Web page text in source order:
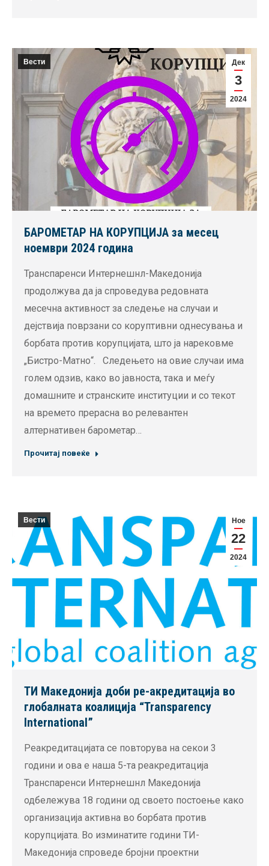
Дек
3
2024
Вести
БАРОМЕТАР НА КОРУПЦИЈА за месец
ноември 2024 година
Транспаренси Интернешнл-Македонија
продолжува да ја спроведува редовната
месечна активност за следење на случаи и
дејствија поврзани со коруптивни однесувања и
борбата против корупцијата, што ја нарековме
„Бистро-Матно“. Следењето на овие случаи има
голем одзив, како во јавноста, така и меѓу
домашните и странските институции и со текот
на времето прерасна во релевантен
алтернативен барометар…
Прочитај повеќе
Ное
22
2024
Вести
ТИ Македонија доби ре-акредитација во
глобалната коалиција “Transparency
International”
Реакредитацијата се повторува на секои 3
години и ова е наша 5-та реакредитација
Транспаренси Интернешнл Македонија
одбележува 18 години од своето постоење како
организација активна во борбата против
корупцијата. Во изминатите години ТИ-
Македонија спроведе бројни проектни